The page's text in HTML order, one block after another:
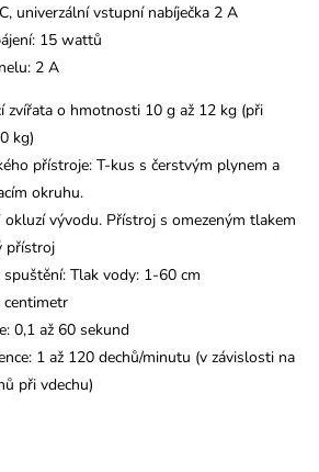
univerzální vstupní nabíječka 2 A
15 wattů
2 A
zvířata o hmotnosti 10 g až 12 kg (při
kg)
přístroje: T-kus s čerstvým plynem a
okruhu.
vývodu. Přístroj s omezeným tlakem
přístroj
Tlak vody: 1-60 cm
centimetr
0,1 až 60 sekund
1 až 120 dechů/minutu (v závislosti na
při vdechu)